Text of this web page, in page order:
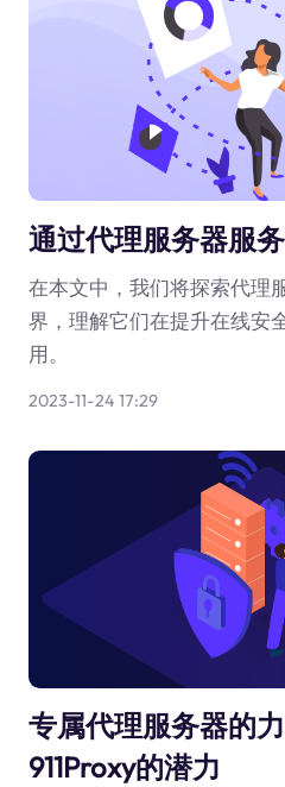
通过代理服务器服
在本文中，我们将探索代理
界，理解它们在提升在线安
用。
2023-11-24 17:29
专属代理服务器的
911Proxy的潜力